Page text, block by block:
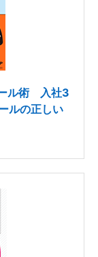
ル術 入社3
ルの正しい